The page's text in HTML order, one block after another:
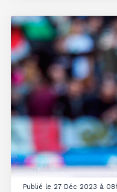
Publié le 27 Déc 2023 à